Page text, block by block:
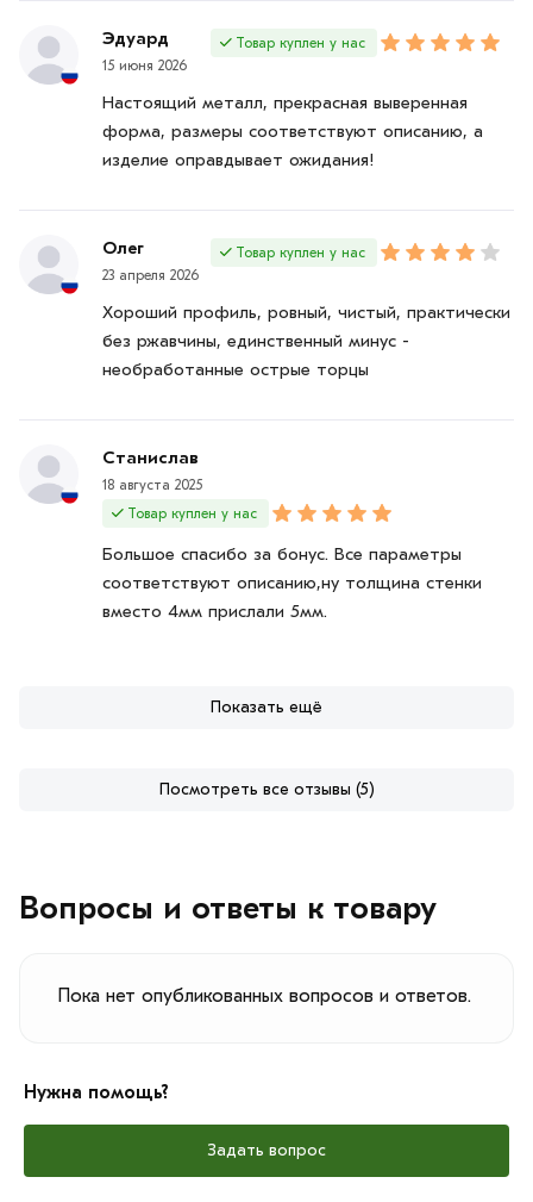
Эдуард
15 июня 2026
Товар куплен у нас
Настоящий металл, прекрасная выверенная
форма, размеры соответствуют описанию, а
изделие оправдывает ожидания!
Олег
23 апреля 2026
Товар куплен у нас
Хороший профиль, ровный, чистый, практически
без ржавчины, единственный минус -
необработанные острые торцы
Станислав
18 августа 2025
Товар куплен у нас
Большое спасибо за бонус. Все параметры
соответствуют описанию,ну толщина стенки
вместо 4мм прислали 5мм.
Показать ещё
Посмотреть все отзывы (5)
Вопросы и ответы к товару
Пока нет опубликованных вопросов и ответов.
Нужна помощь?
Задать вопрос